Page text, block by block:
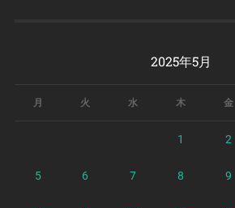
2025年5月
月 火 水 木 金
1 2
5 6 7 8 9